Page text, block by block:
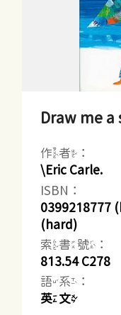
Draw me a
作者：
\Eric Carle.
ISBN：
0399218777
(hard)
索書號：
813.54 C278
語系：
英文